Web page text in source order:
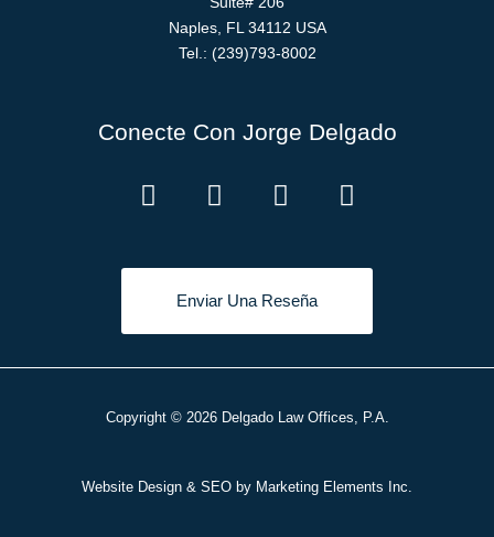
Naples, FL 34112 USA
Tel.: (239)793-8002
Conecte Con Jorge Delgado
Enviar Una Reseña
Copyright © 2026 Delgado Law Offices, P.A.
Website Design & SEO by Marketing Elements Inc.